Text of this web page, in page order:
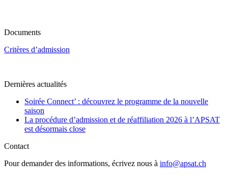
Documents
Critères d’admission
Dernières actualités
Soirée Connect’ : découvrez le programme de la nouvelle
saison
La procédure d’admission et de réaffiliation 2026 à l’APSAT
est désormais close
Contact
Pour demander des informations, écrivez nous à info@apsat.ch